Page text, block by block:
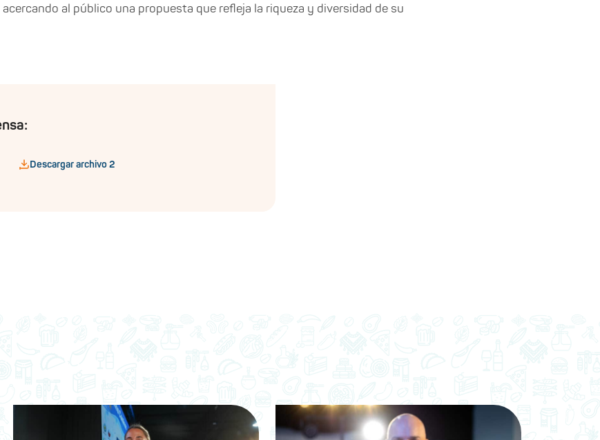
al público una propuesta que refleja la riqueza y diversidad de su
Descargar archivo 2